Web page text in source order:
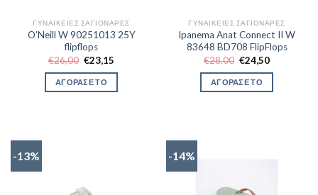
ΓΥΝΑΙΚΕΊΕΣ ΣΑΓΙΟΝΆΡΕΣ
O’Neill W 90251013 25Y
flipflops
€26,00 Original
price
was:
€26,00.
€23,15
τιμή
€23,15.
ΑΓΟΡΑΣΕ ΤΟ
ΓΥΝΑΙΚΕΊΕΣ ΣΑΓΙΟΝΆΡΕΣ
Ipanema Anat Connect II W
83648 BD708 FlipFlops
€28,00 Original
price
was:
€28,00.
€24,50Η
τιμή
€24,50.
ΑΓΟΡΑΣΕ ΤΟ
-13% -14%